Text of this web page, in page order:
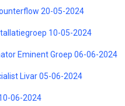
20-05-2024
10-05-2024
Eminent Groep 06-06-2024
Livar 05-06-2024
06-2024